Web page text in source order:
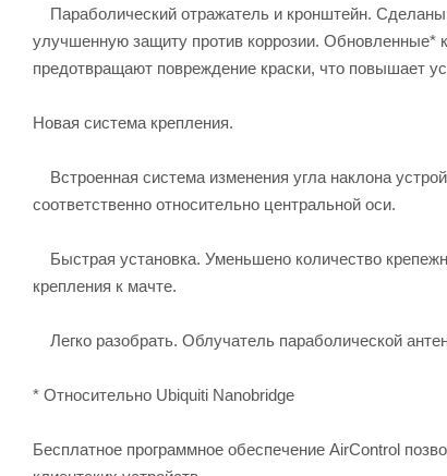
Параболический отражатель и кронштейн.
улучшенную защиту против коррозии.
предотвращают повреждение краски, что повышает
Новая система крепления.
Встроенная система изменения угла наклона
соответственно относительно центральной оси.
Быстрая установка. Уменьшено количество
крепления к мачте.
Легко разобрать. Облучатель параболической
* Относительно Ubiquiti Nanobridge
Бесплатное программное обеспечение AirControl